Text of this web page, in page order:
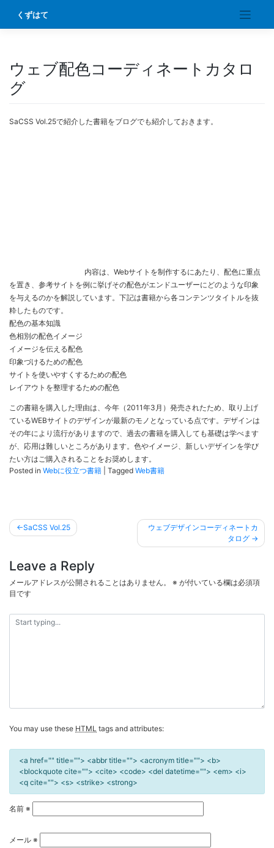
content
くずはて
ウェブ配色コーディネートカタロ
グ
SaCSS Vol.25で紹介した書籍をブログでも紹介しておきます。
内容は、Webサイトを制作するにあたり、配色に重点
を置き、参考サイトを例に挙げその配色がエンドユーザーにどのような印象
を与えるのかを解説しています。下記は書籍から各コンテンツタイトルを抜
粋したものです。
配色の基本知識
色相別の配色イメージ
イメージを伝える配色
印象づけるための配色
サイトを使いやすくするための配色
レイアウトを整理するための配色
この書籍を購入した理由は、今年（2011年3月）発売されたため、取り上げ
ているWEBサイトのデザインが最新のモノとなっている点です。デザインは
その年により流行がありますので、過去の書籍を購入しても基礎は学べます
が、応用は難しいところがあります。色やイメージ、新しいデザインを学び
たい方はご購入されることをお奨めします。
Posted in Webに役立つ書籍 Tagged Web書籍
投
稿
ナ
ビ
ゲ
ー
シ
SaCSS Vol.25
ウェブデザインコーディネートカ
タログ
Leave a Reply
メールアドレスが公開されることはありません。 ※ が付いている欄は必須項
目です
You may use these HTML tags and attributes:
<a href="" title=""> <abbr title=""> <acronym title=""> <b>
<blockquote cite=""> <cite> <code> <del datetime=""> <em> <i>
<q cite=""> <s> <strike> <strong>
名前 ※
メール ※